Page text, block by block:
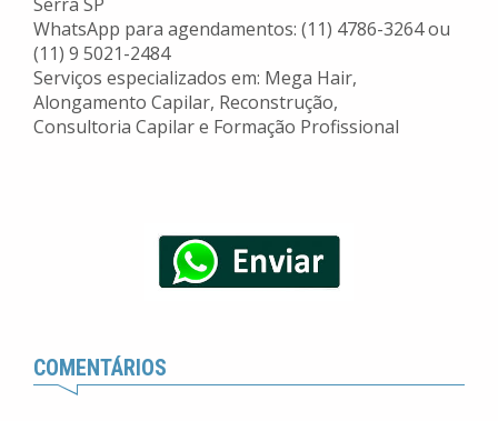
WhatsApp para agendamentos: (11) 4786-3264 ou
(11) 9 5021-2484
Serviços especializados em: Mega Hair,
Alongamento Capilar, Reconstrução,
Consultoria Capilar e Formação Profissional
COMENTÁRIOS